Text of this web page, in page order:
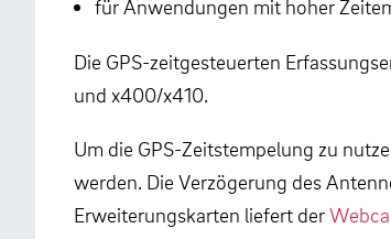
für Anwendungen mit hoher
Die GPS-zeitgesteuerten
und x400/x410.
Um die GPS-Zeitstempelung zu
werden. Die Verzögerung des
Erweiterungskarten liefert der